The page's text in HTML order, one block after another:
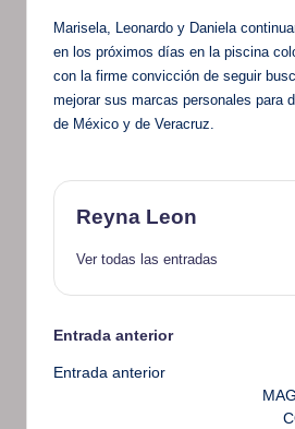
Marisela, Leonardo y Daniela
en los próximos días en la piscina
con la firme convicción de seguir
mejorar sus marcas personales para
de México y de Veracruz.
Reyna Leon
Ver todas las entradas
Navegación
de
Entrada anterior
Entrada anterior